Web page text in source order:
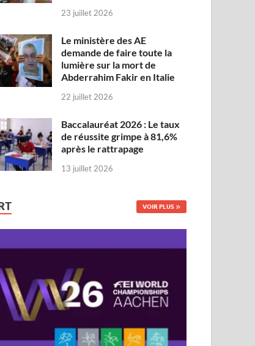
23 juillet 2026
Le ministère des AE
demande de faire toute la
lumière sur la mort de
Abderrahim Fakir en Italie
22 juillet 2026
Baccalauréat 2026 : Le taux
de réussite grimpe à 81,6%
après le rattrapage
13 juillet 2026
VOIR PLUS